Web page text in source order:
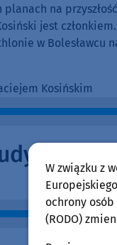
planach na
jest
w Bolesławcu
Kosińskim
w
W związku z
ochrony
(RODO)